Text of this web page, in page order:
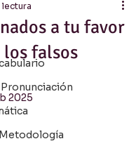
a tu favor
falsos
lectura
2025